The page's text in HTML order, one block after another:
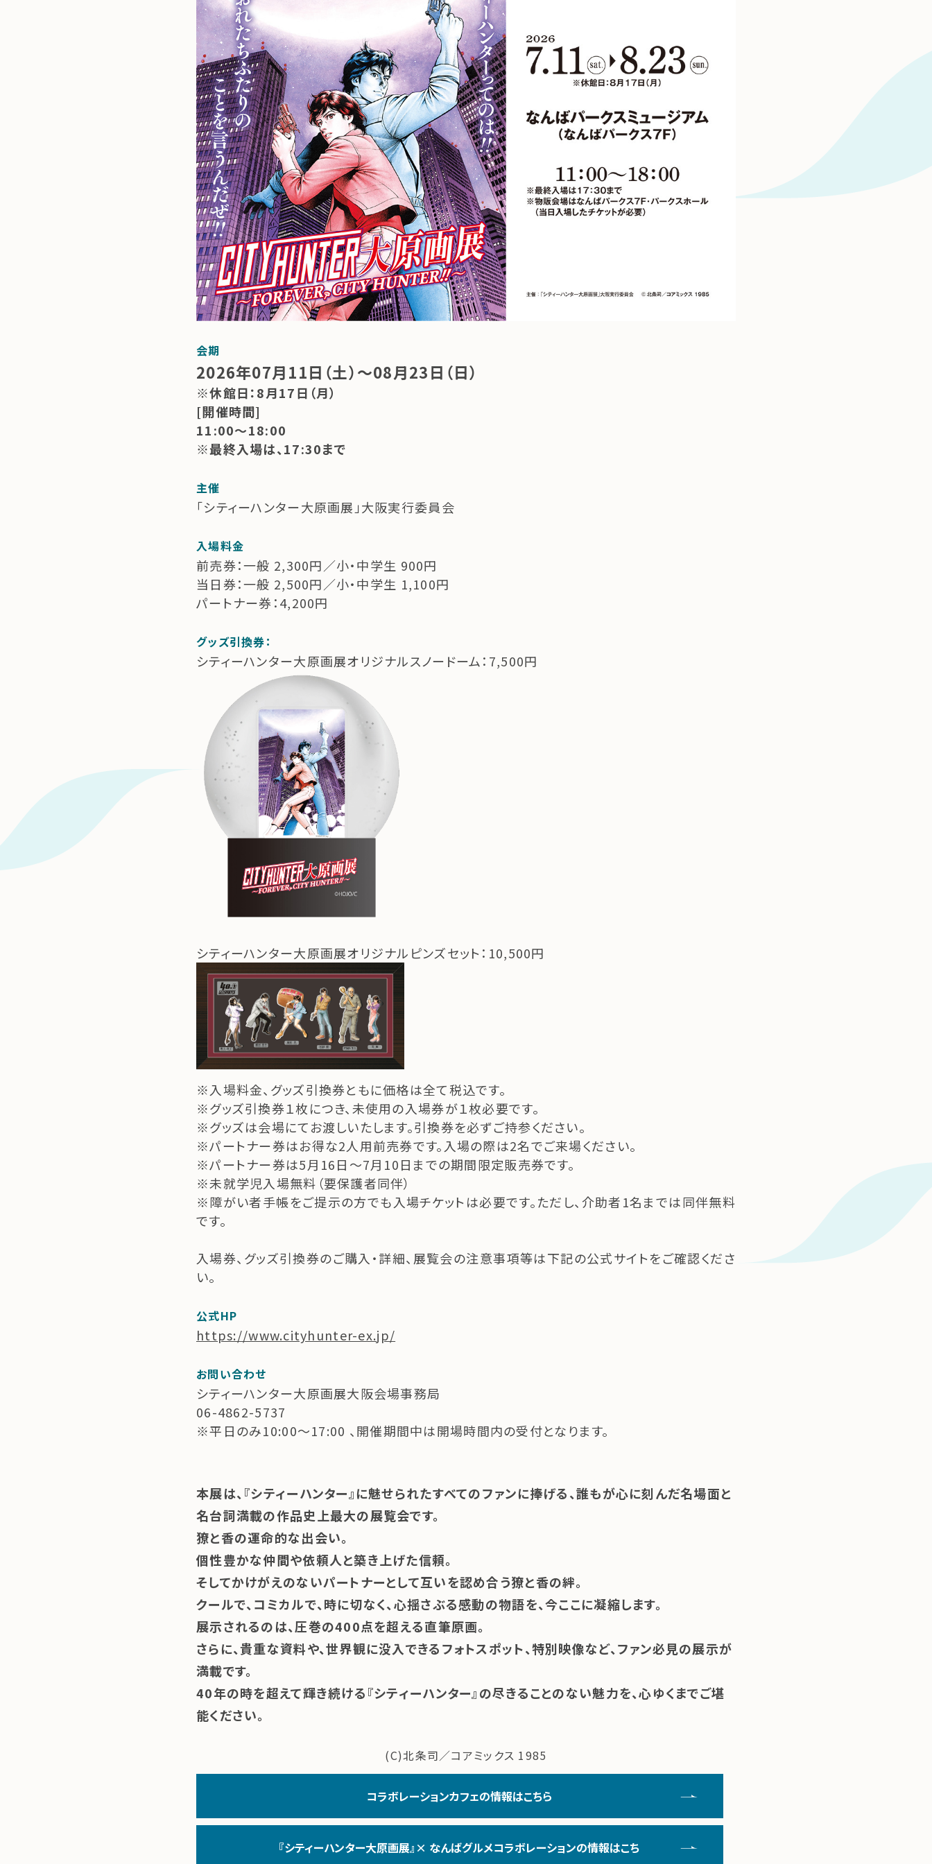
会期
2026年07月11日（土）～08月23日（日）
※休館日：8月17日（月）
[開催時間]
11:00～18:00
※最終入場は、17:30まで
主催
「シティーハンター大原画展」大阪実行委員会
入場料金
前売券：一般 2,300円／小・中学生 900円
当日券：一般 2,500円／小・中学生 1,100円
パートナー券：4,200円
グッズ引換券：
シティーハンター大原画展オリジナルスノードーム：7,500円
シティーハンター大原画展オリジナルピンズセット：10,500円
※入場料金、グッズ引換券ともに価格は全て税込です。
※グッズ引換券１枚につき、未使用の入場券が１枚必要です。
※グッズは会場にてお渡しいたします。引換券を必ずご持参ください。
※パートナー券はお得な2人用前売券です。入場の際は2名でご来場ください。
※パートナー券は5月16日～7月10日までの期間限定販売券です。
※未就学児入場無料（要保護者同伴）
※障がい者手帳をご提示の方でも入場チケットは必要です。ただし、介助者1名までは同伴無料
です。
入場券、グッズ引換券のご購入・詳細、展覧会の注意事項等は下記の公式サイトをご確認くださ
い。
公式HP
https://www.cityhunter-ex.jp/
お問い合わせ
シティーハンター大原画展大阪会場事務局
06-4862-5737
※平日のみ10:00～17:00 、開催期間中は開場時間内の受付となります。
本展は、『シティーハンター』に魅せられたすべてのファンに捧げる、誰もが心に刻んだ名場面と
名台詞満載の作品史上最大の展覧会です。
獠と香の運命的な出会い。
個性豊かな仲間や依頼人と築き上げた信頼。
そしてかけがえのないパートナーとして互いを認め合う獠と香の絆。
クールで、コミカルで、時に切なく、心揺さぶる感動の物語を、今ここに凝縮します。
展示されるのは、圧巻の400点を超える直筆原画。
さらに、貴重な資料や、世界観に没入できるフォトスポット、特別映像など、ファン必見の展示が
満載です。
40年の時を超えて輝き続ける『シティーハンター』の尽きることのない魅力を、心ゆくまでご堪
能ください。
(C)北条司／コアミックス 1985
コラボレーションカフェの情報はこちら
『シティーハンター大原画展』× なんばグルメコラボレーションの情報はこち